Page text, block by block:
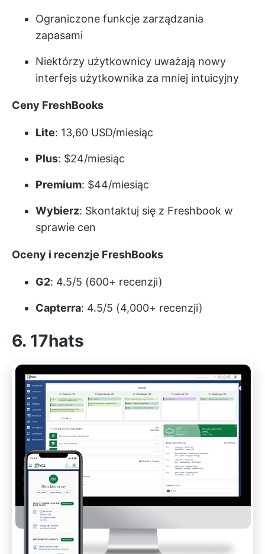
Ograniczone funkcje zarządzania
zapasami
Niektórzy użytkownicy uważają nowy
interfejs użytkownika za mniej intuicyjny
Ceny FreshBooks
Lite: 13,60 USD/miesiąc
Plus: $24/miesiąc
Premium: $44/miesiąc
Wybierz: Skontaktuj się z Freshbook w
sprawie cen
Oceny i recenzje FreshBooks
G2: 4.5/5 (600+ recenzji)
Capterra: 4.5/5 (4,000+ recenzji)
6. 17hats